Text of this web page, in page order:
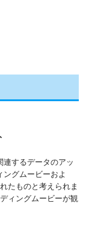
するデータのアッ
グムービーおよ
たものと考えられま
ィングムービーが観